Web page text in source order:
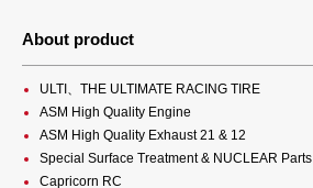
About product
ULTI、THE ULTIMATE RACING TIRE
ASM High Quality Engine
ASM High Quality Exhaust 21 & 12
Special Surface Treatment & NUCLEAR Parts
Capricorn RC